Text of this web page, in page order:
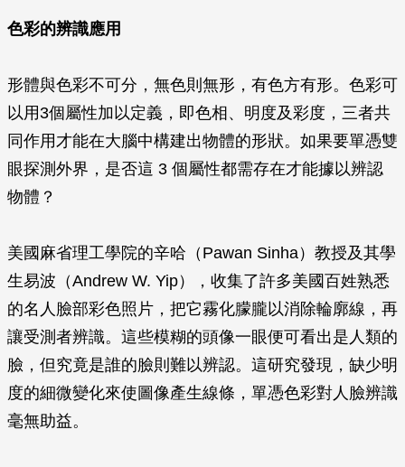
色彩的辨識應用
形體與色彩不可分，無色則無形，有色方有形。色彩可
以用3個屬性加以定義，即色相、明度及彩度，三者共
同作用才能在大腦中構建出物體的形狀。如果要單憑雙
眼探測外界，是否這 3 個屬性都需存在才能據以辨認
物體？
美國麻省理工學院的辛哈（Pawan Sinha）教授及其學
生易波（Andrew W. Yip），收集了許多美國百姓熟悉
的名人臉部彩色照片，把它霧化朦朧以消除輪廓線，再
讓受測者辨識。這些模糊的頭像一眼便可看出是人類的
臉，但究竟是誰的臉則難以辨認。這研究發現，缺少明
度的細微變化來使圖像產生線條，單憑色彩對人臉辨識
毫無助益。